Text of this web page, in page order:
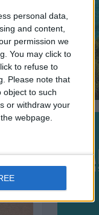
personal data,
and content,
permission we
You may click to
to refuse to
Please note that
object to such
or withdraw your
webpage.